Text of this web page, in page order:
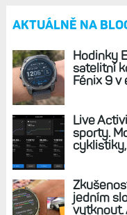
mapy na
955